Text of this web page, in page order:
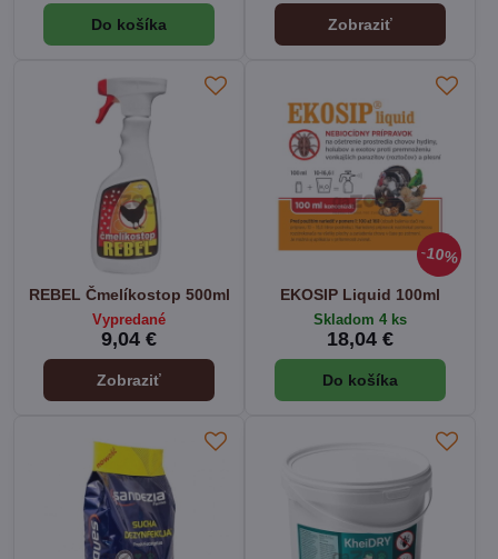
Do košíka Zobraziť
REBEL Čmelíkostop 500ml
Vypredané
9,04 €
Zobraziť
10%
EKOSIP Liquid 100ml
Skladom 4 ks
18,04 €
Do košíka